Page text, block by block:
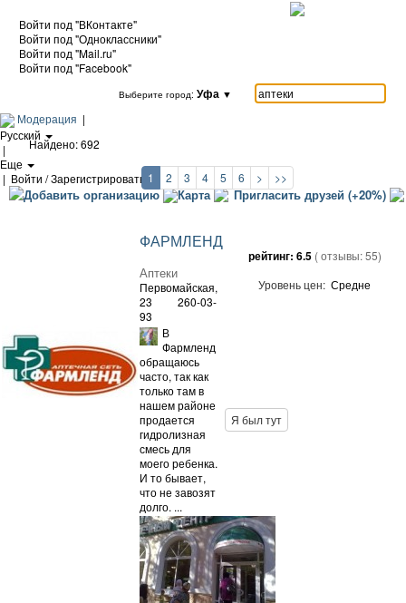
Войти под "ВКонтакте"
Войти под "Одноклассники"
Войти под "Mail.ru"
Войти под "Facebook"
Выберите город: Уфа ▼
Модерация |
Русский
|
Еще
| Войти / Зарегистрироваться
Добавить организацию Карта Пригласить друзей (+20%)
Найдено: 692
1 2 3 4 5 6 > >>
ФАРМЛЕНД
Аптеки
Первомайская,
23
260-03-
93
рейтинг: 6.5 ( отзывы:55)
Уровень цен: Средне
В
Фармленд
обращаюсь
часто, так как
только там в
нашем районе
продается
гидролизная
смесь для
моего ребенка.
И то бывает,
что не завозят
долго. ...
Я был тут